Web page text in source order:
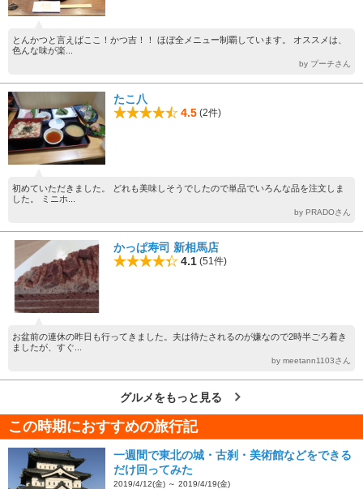
とんかつと言えばここ！かつ吉！！ ほぼ全メニュー制覇しています。 オススメは、
色んな味が楽...
by プーチさん
たこ八
4.5 (2件)
初めていただきました。 どれも美味しそうでしたので単品でいろんな品を注文しま
した。 ミニホ...
by PRADOさん
かっぱ寿司 新相馬店
4.1 (51件)
お盆前の連休の昨日も行ってきました。夫は待たされるのが嫌なので2時半ごろ着き
ましたが、すぐ...
by meetann1103さん
グルメをもっと見る
この時期におすすめの旅行記
一週間で東北の城・古刹・美術館などをできる
だけ回ってみた
2019/4/12(金) ～ 2019/4/19(金)